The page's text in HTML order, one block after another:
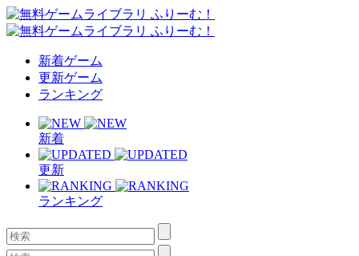
新着ゲーム
更新ゲーム
ランキング
新着
更新
ランキング